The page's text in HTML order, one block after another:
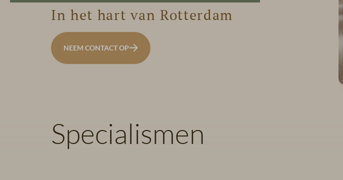
In het hart van Rotterdam
NEEM CONTACT OP
Specialismen